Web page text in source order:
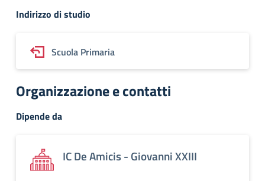
Indirizzo di studio
Scuola Primaria
Organizzazione e contatti
Dipende da
IC De Amicis - Giovanni XXIII